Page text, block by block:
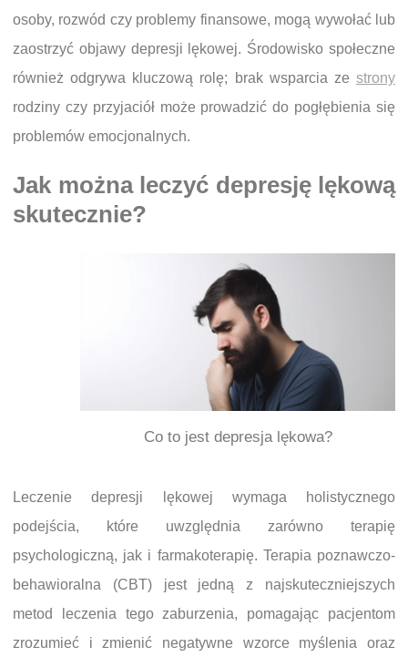
osoby, rozwód czy problemy finansowe, mogą wywołać lub
zaostrzyć objawy depresji lękowej. Środowisko społeczne
również odgrywa kluczową rolę; brak wsparcia ze strony
rodziny czy przyjaciół może prowadzić do pogłębienia się
problemów emocjonalnych.
Jak można leczyć depresję lękową
skutecznie?
Co to jest depresja lękowa?
Leczenie depresji lękowej wymaga holistycznego
podejścia, które uwzględnia zarówno terapię
psychologiczną, jak i farmakoterapię. Terapia poznawczo-
behawioralna (CBT) jest jedną z najskuteczniejszych
metod leczenia tego zaburzenia, pomagając pacjentom
zrozumieć i zmienić negatywne wzorce myślenia oraz